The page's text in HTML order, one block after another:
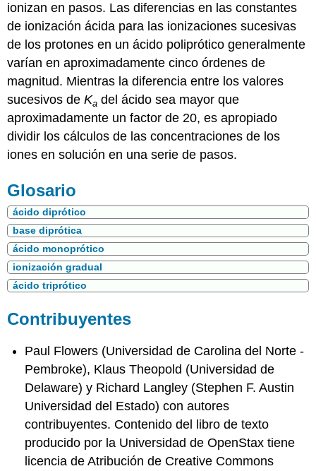
ionizan en pasos. Las diferencias en las constantes
de ionización ácida para las ionizaciones sucesivas
de los protones en un ácido poliprótico generalmente
varían en aproximadamente cinco órdenes de
magnitud. Mientras la diferencia entre los valores
sucesivos deKa del ácido sea mayor que
aproximadamente un factor de 20, es apropiado
dividir los cálculos de las concentraciones de los
iones en solución en una serie de pasos.
Glosario
ácido diprótico
base diprótica
ácido monoprótico
ionización gradual
ácido triprótico
Contribuyentes
Paul Flowers (Universidad de Carolina del Norte -
Pembroke), Klaus Theopold (Universidad de
Delaware) y Richard Langley (Stephen F. Austin
Universidad del Estado) con autores
contribuyentes. Contenido del libro de texto
producido por la Universidad de OpenStax tiene
licencia de Atribución de Creative Commons